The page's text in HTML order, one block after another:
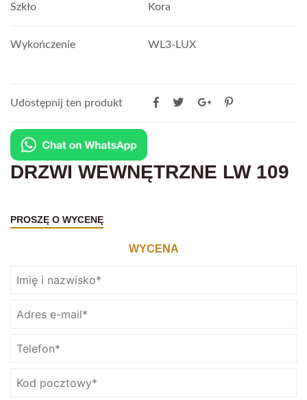
Szkło Kora
Wykończenie WL3-LUX
Udostępnij ten produkt
DRZWI WEWNĘTRZNE LW 109
PROSZĘ O WYCENĘ
WYCENA